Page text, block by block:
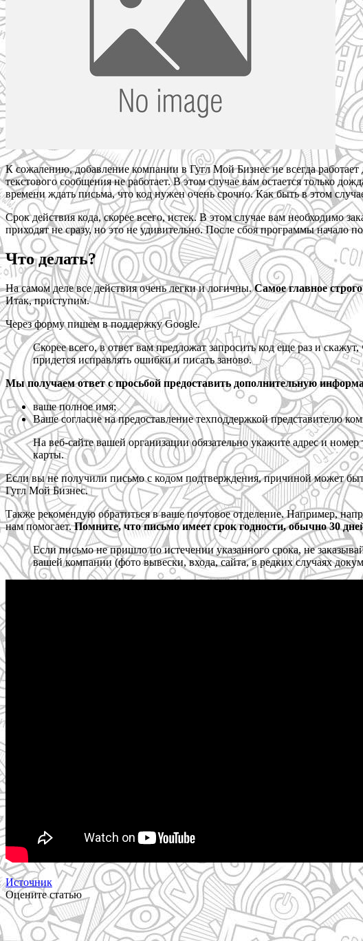
К сожалению, добавление компании в Гугл Мой Бизнес не всегда
текстового сообщения не работает. В этом случае вам остается только
времени ждать письма, что код нужен очень срочно. Как быть в этом
Срок действия кода, скорее всего, истек. В этом случае вам необходимо
приходят не сразу, но это не удивительно. После сбоя программы начало
Что делать?
На самом деле все действия очень легки и логичны.Самое главное
Итак, приступим.
Через форму пишем в поддержку Google.
Скорее всего, в ответ вам предложат запросить код еще раз и
придется исправлять ошибки и писать заново.
Мы получаем ответ с просьбой предоставить дополнительную
ваше полное имя;
Ваше согласие на предоставление техподдержкой представителю
На веб-сайте вашей организации обязательно укажите адрес и
карты.
Если вы не получили письмо с кодом подтверждения, причиной может
Гугл Мой Бизнес.
Также рекомендую обратиться в ваше почтовое отделение. Например,
нам помогает.Помните, что письмо имеет срок годности, обычно 30
Если письмо не пришло по истечении указанного срока, не
вашей компании (фото вывески, входа, сайта, в редких случаях
Источник
Оцените статью